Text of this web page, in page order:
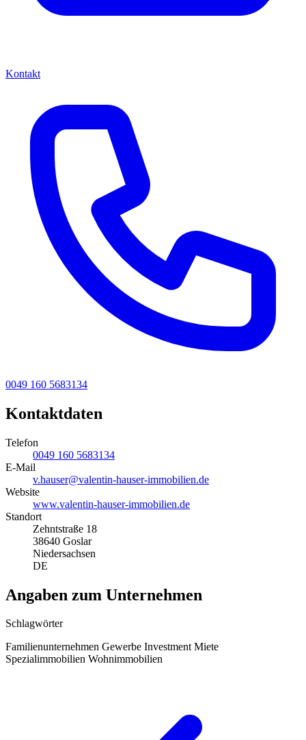
Kontakt
0049 160 5683134
Kontaktdaten
Telefon
0049 160 5683134
E-Mail
v.hauser@valentin-hauser-immobilien.de
Website
www.valentin-hauser-immobilien.de
Standort
Zehntstraße 18
38640 Goslar
Niedersachsen
DE
Angaben zum Unternehmen
Schlagwörter
Familienunternehmen Gewerbe Investment Miete
Spezialimmobilien Wohnimmobilien